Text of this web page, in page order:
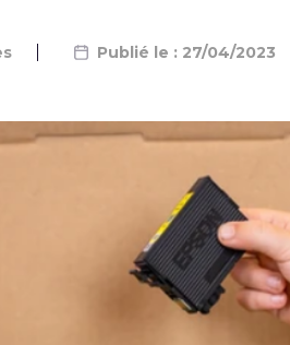
Publié le : 27/04/2023